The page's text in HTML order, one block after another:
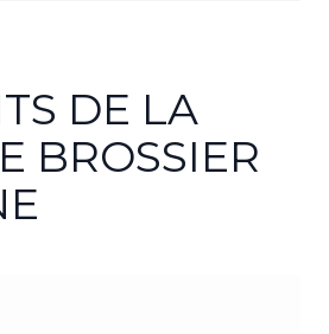
DE LA
BROSSIER